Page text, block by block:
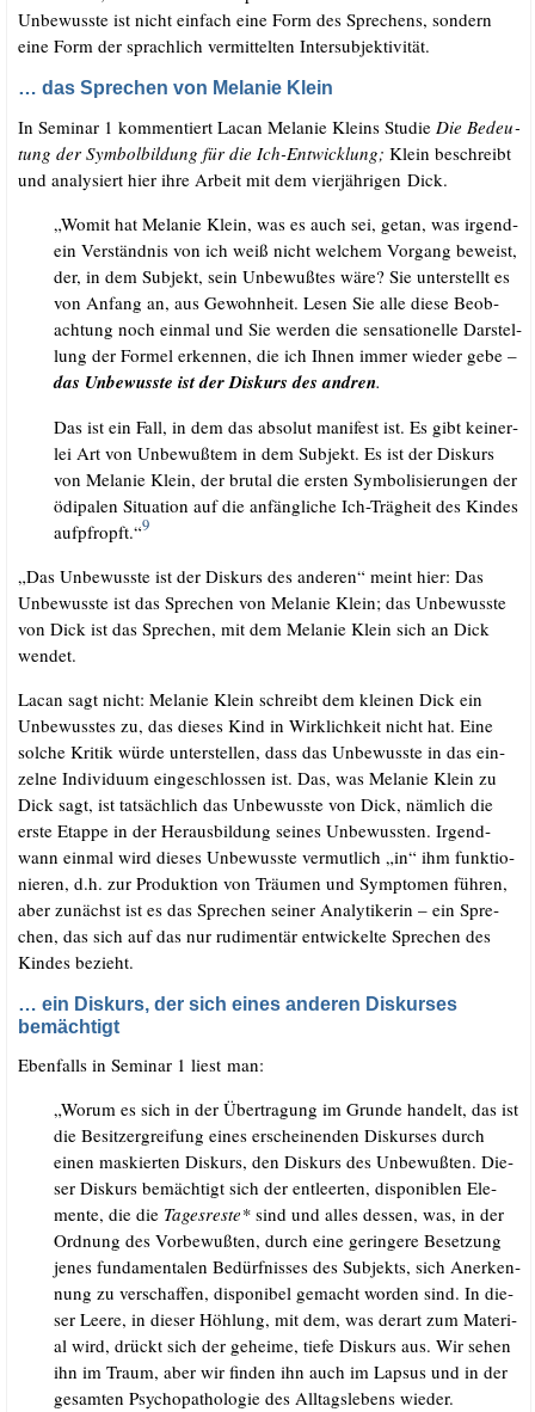
Unbe­wuss­te ist nicht ein­fach eine Form des Spre­chens, son­dern
eine Form der sprach­lich ver­mit­tel­ten Intersubjektivität.
… das Sprechen von Melanie Klein
In Semi­nar 1 kom­men­tiert Lacan Mela­nie Kleins Stu­die Die Bedeu­
tung der Sym­bol­bil­dung für die Ich-Ent­wick­lung; Klein beschreibt
und ana­ly­siert hier ihre Arbeit mit dem vier­jäh­ri­gen Dick.
„Womit hat Mela­nie Klein, was es auch sei, getan, was irgend­
ein Ver­ständ­nis von ich weiß nicht wel­chem Vor­gang beweist,
der, in dem Sub­jekt, sein Unbe­wuß­tes wäre? Sie unter­stellt es
von Anfang an, aus Gewohn­heit. Lesen Sie alle die­se Beob­
ach­tung noch ein­mal und Sie wer­den die sen­sa­tio­nel­le Dar­stel­
lung der For­mel erken­nen, die ich Ihnen immer wie­der gebe –
das Unbe­wuss­te ist der Dis­kurs des and­ren.
Das ist ein Fall, in dem das abso­lut mani­fest ist. Es gibt kei­ner­
lei Art von Unbe­wuß­tem in dem Sub­jekt. Es ist der Dis­kurs
von Mela­nie Klein, der bru­tal die ers­ten Sym­bo­li­sie­run­gen der
ödi­pa­len Situa­ti­on auf die anfäng­li­che Ich-Träg­heit des Kin­des
auf­pfropft.“9
„Das Unbe­wuss­te ist der Dis­kurs des ande­ren“ meint hier: Das
Unbe­wuss­te ist das Spre­chen von Mela­nie Klein; das Unbe­wuss­te
von Dick ist das Spre­chen, mit dem Mela­nie Klein sich an Dick
wendet.
Lacan sagt nicht: Mela­nie Klein schreibt dem klei­nen Dick ein
Unbe­wuss­tes zu, das die­ses Kind in Wirk­lich­keit nicht hat. Eine
sol­che Kri­tik wür­de unter­stel­len, dass das Unbe­wuss­te in das ein­
zel­ne Indi­vi­du­um ein­ge­schlos­sen ist. Das, was Mela­nie Klein zu
Dick sagt, ist tat­säch­lich das Unbe­wuss­te von Dick, näm­lich die
ers­te Etap­pe in der Her­aus­bil­dung sei­nes Unbe­wuss­ten. Irgend­
wann ein­mal wird die­ses Unbe­wuss­te ver­mut­lich „in“ ihm funk­tio­
nie­ren, d.h. zur Pro­duk­ti­on von Träu­men und Sym­pto­men füh­ren,
aber zunächst ist es das Spre­chen sei­ner Ana­ly­ti­ke­rin – ein Spre­
chen, das sich auf das nur rudi­men­tär ent­wi­ckel­te Spre­chen des
Kin­des bezieht.
… ein Diskurs, der sich eines anderen Diskurses
bemächtigt
Eben­falls in Semi­nar 1 liest man:
„Wor­um es sich in der Über­tra­gung im Grun­de han­delt, das ist
die Besitz­ergrei­fung eines erschei­nen­den Dis­kur­ses durch
einen mas­kier­ten Dis­kurs, den Dis­kurs des Unbe­wuß­ten. Die­
ser Dis­kurs bemäch­tigt sich der ent­leer­ten, dis­po­niblen Ele­
men­te, die die Tages­res­te*sind und alles des­sen, was, in der
Ord­nung des Vor­be­wuß­ten, durch eine gerin­ge­re Beset­zung
jenes fun­da­men­ta­len Bedürf­nis­ses des Sub­jekts, sich Aner­ken­
nung zu ver­schaf­fen, dis­po­ni­bel gemacht wor­den sind. In die­
ser Lee­re, in die­ser Höh­lung, mit dem, was der­art zum Mate­ri­
al wird, drückt sich der gehei­me, tie­fe Dis­kurs aus. Wir sehen
ihn im Traum, aber wir fin­den ihn auch im Lap­sus und in der
gesam­ten Psy­cho­pa­tho­lo­gie des All­tags­le­bens wieder.